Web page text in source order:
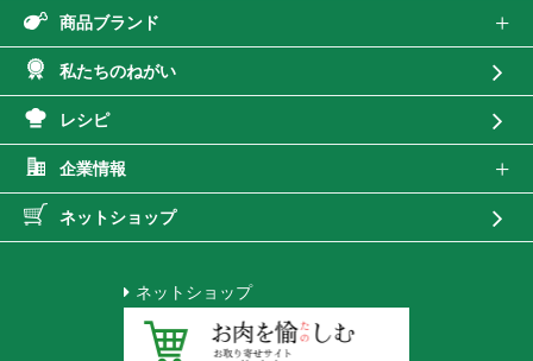
商品ブランド
私たちのねがい
レシピ
企業情報
ネットショップ
ネットショップ